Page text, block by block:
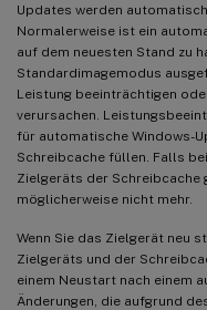
Updates werden
Normalerweise ist ein
auf dem neuesten Stand zu
Standardimagemodus
Leistung beeinträchtigen
verursachen.
für automatische Windows-
Schreibcache füllen. Falls
Zielgeräts der
möglicherweise nicht mehr.
Wenn Sie das Zielgerät neu
Zielgeräts und der
einem Neustart nach einem
Änderungen, die aufgrund